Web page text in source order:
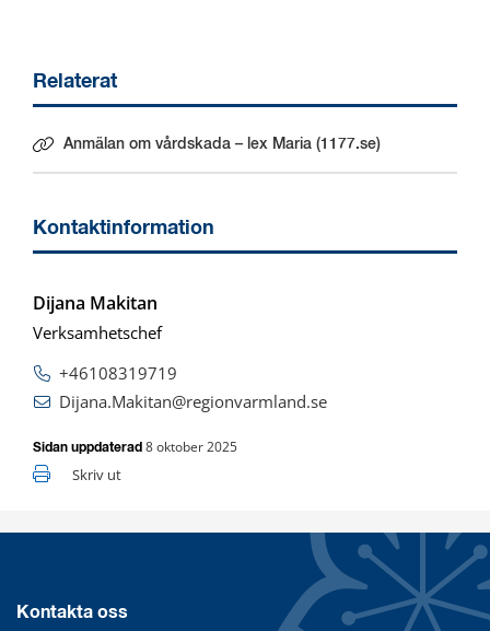
Relaterat
Anmälan om vårdskada – lex Maria (1177.se)
Länk till annan webbplats.
Kontaktinformation
Dijana Makitan
Verksamhetschef
+46108319719
Dijana.Makitan@regionvarmland.se
Sidan uppdaterad 8 oktober 2025
Skriv ut
Kontakta oss